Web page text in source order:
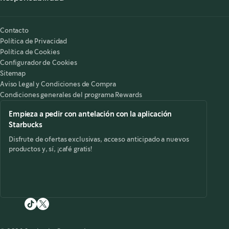
Contacto
Política de Privacidad
Política de Cookies
Configurador de Cookies
Sitemap
Aviso Legal y Condiciones de Compra
Condiciones generales del programa Rewards
Empieza a pedir con antelación con la aplicación
Starbucks
Disfrute de ofertas exclusivas, acceso anticipado a nuevos
productos y, sí, ¡café gratis!